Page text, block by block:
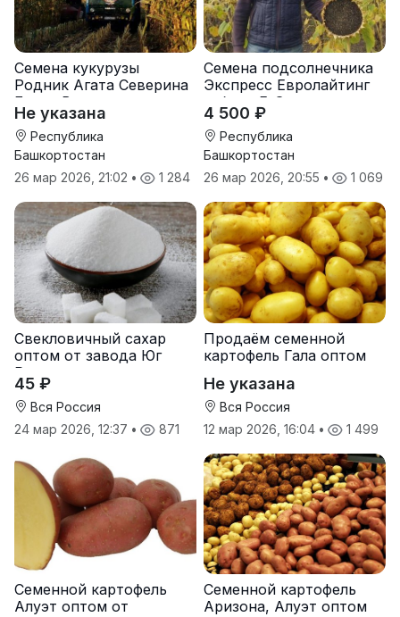
Семена кукурузы
Родник Агата Северина
Берта Вилора
Прохладненский Дарина
Росс Машук Катерина
Не указана
Республика
Башкортостан
26 мар 2026, 21:02 • 1 284
Семена подсолнечника
Экспресс Евролайтинг
гибрид F-G+
4 500 ₽
Республика
Башкортостан
26 мар 2026, 20:55 • 1 069
Свекловичный сахар
оптом от завода Юг
Руси
45 ₽
Вся Россия
24 мар 2026, 12:37 • 871
Продаём семенной
картофель Гала оптом
Не указана
Вся Россия
12 мар 2026, 16:04 • 1 499
Семенной картофель
Алуэт оптом от
Семенной картофель
Аризона, Алуэт оптом